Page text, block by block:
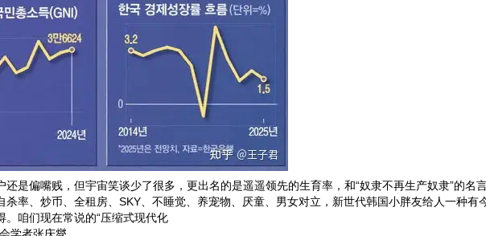
还是偏嘴贱，但宇宙笑谈少了很多，更出名的是遥遥领先的生育率，和“奴隶不再生产奴隶”的名
杀率、炒币、全租房、SKY、不睡觉、养宠物、厌童、男女对立，新世代韩国小胖友给人一种有
。咱们现在常说的“压缩式现代化